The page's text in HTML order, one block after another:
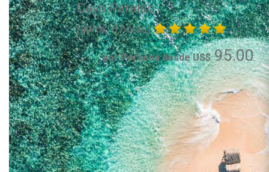
Cayo Paraiso
(aprox. 8 horas)
por Persona desde US$95.00